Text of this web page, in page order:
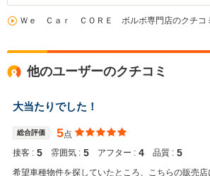
Ｗｅ Ｃａｒ ＣＯＲＥ ボルボ専門店のクチコ
他のユーザーのクチコミ
大当たりでした！
総合評価 5点
接客 : 5 雰囲気 : 5 アフター : 4 品質 : 5
希望車種物件を探していたところ、こちらの販売